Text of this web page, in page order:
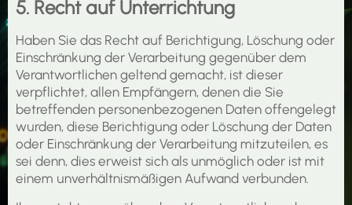
5. Recht auf Unterrichtung
Haben Sie das Recht auf Berichtigung, Löschung oder
Einschränkung der Verarbeitung gegenüber dem
Verantwortlichen geltend gemacht, ist dieser
verpflichtet, allen Empfängern, denen die Sie
betreffenden personenbezogenen Daten offengelegt
wurden, diese Berichtigung oder Löschung der Daten
oder Einschränkung der Verarbeitung mitzuteilen, es
sei denn, dies erweist sich als unmöglich oder ist mit
einem unverhältnismäßigen Aufwand verbunden.